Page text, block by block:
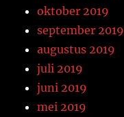
oktober 2019
september 2019
augustus 2019
juli 2019
juni 2019
mei 2019